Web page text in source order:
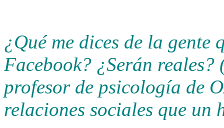
¿Qué me dices de la gente
Facebook? ¿Serán
profesor de psicología de
relaciones sociales que un